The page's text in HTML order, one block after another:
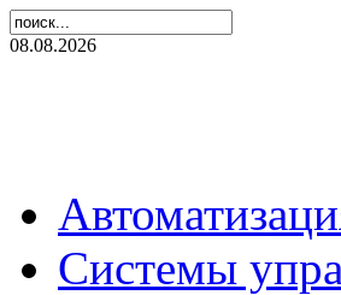
08.08.2026
Системы